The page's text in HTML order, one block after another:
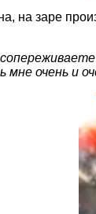
на заре
мне очень и